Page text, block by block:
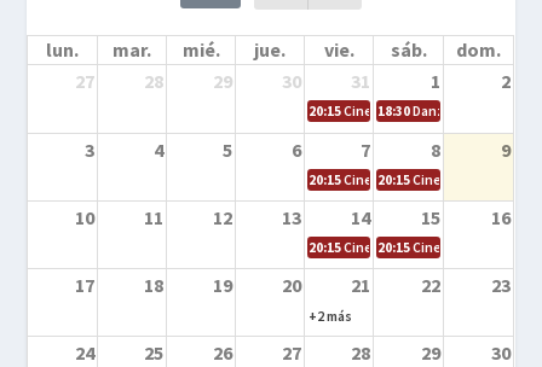
lun. mar. mié. jue. vie. sáb.
dom.
27
28 29 30 31 1 2
20:15Cine en la calle – Cómo
18:30Danza – Cita en el
3 4 5 6 7 8 9
20:15Cine en la calle – El niño y la
20:15Cine en la calle –
10 11 12 13 14 15 16
20:15Cine en la calle – Tortugas
20:15Cine en la calle –
17 18 19 20 21 22 23
+2 más
24 25 26 27 28 29 30